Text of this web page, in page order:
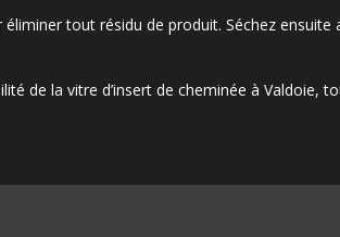
tout résidu de produit. Séchez
de la vitre d’insert de cheminée à Valdoie,